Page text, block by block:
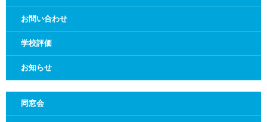
お問い合わせ
学校評価
お知らせ
同窓会